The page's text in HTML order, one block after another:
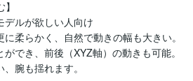
ルが欲しい人向け
柔らかく、自然で動きの幅も大きい。
でき、前後（XYZ軸）の動きも可能。
腕も揺れます。